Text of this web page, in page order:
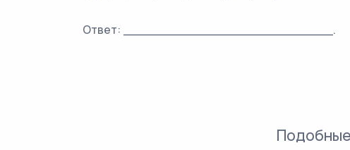
Ответ: ___________________________.